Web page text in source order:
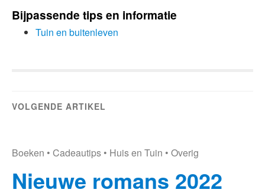
Bijpassende tips en informatie
Tuin en buitenleven
VOLGENDE ARTIKEL
Boeken • Cadeautips • Huis en Tuin • Overig
Nieuwe romans 2022